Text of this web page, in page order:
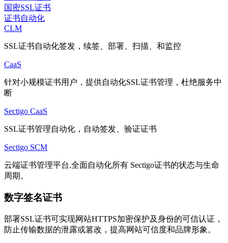
国密SSL证书
证书自动化
CLM
SSL证书自动化签发，续签、部署、扫描、和监控
CaaS
针对小规模证书用户，提供自动化SSL证书管理，杜绝服务中
断
Sectigo CaaS
SSL证书管理自动化，自动签发、验证证书
Sectigo SCM
云端证书管理平台,全面自动化所有 Sectigo证书的状态与生命
周期。
数字签名证书
部署SSL证书可实现网站HTTPS加密保护及身份的可信认证，
防止传输数据的泄露或篡改，提高网站可信度和品牌形象。